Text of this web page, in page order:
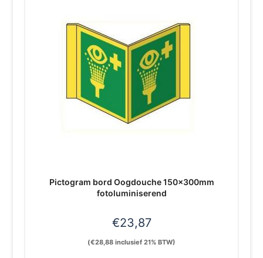
Pictogram bord Oogdouche 150x300mm
fotoluminiserend
€23,87
(€28,88 inclusief 21% BTW)